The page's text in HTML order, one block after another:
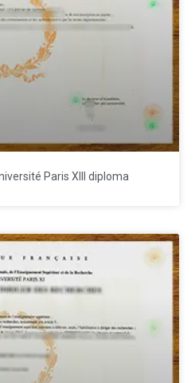
Paris XIII diploma